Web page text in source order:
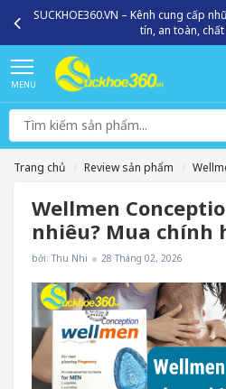
Miễn phí giao hàng toàn quốc - Giao
MENU
Trang chủ Review sản phẩm
Wellmen
nhiêu? Mua chính
bởi: Thu Nhi 28 Tháng 02, 2026